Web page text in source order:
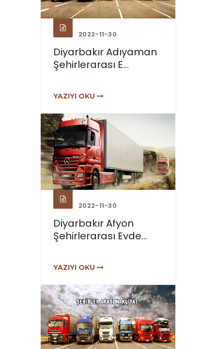
2022-11-30
Diyarbakır Adıyaman
Şehirlerarası E...
YAZIYI OKU
2022-11-30
Diyarbakır Afyon
Şehirlerarası Evde...
YAZIYI OKU